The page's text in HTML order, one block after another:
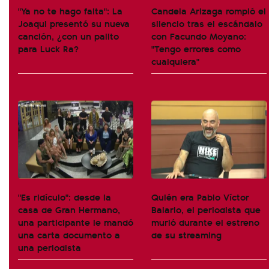
"Ya no te hago falta": La
Joaqui presentó su nueva
canción, ¿con un palito
para Luck Ra?
Candela Arizaga rompió el
silencio tras el escándalo
con Facundo Moyano:
"Tengo errores como
cualquiera"
"Es ridículo": desde la
casa de Gran Hermano,
una participante le mandó
una carta documento a
una periodista
Quién era Pablo Víctor
Balario, el periodista que
murió durante el estreno
de su streaming